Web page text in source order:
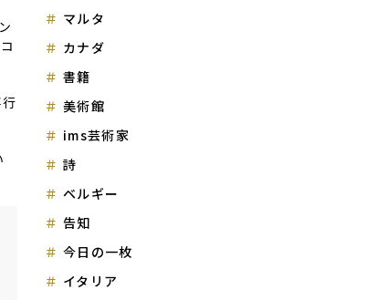
マルタ
カナダ
書籍
美術館
ims芸術家
詩
ベルギー
告知
今日の一枚
イタリア